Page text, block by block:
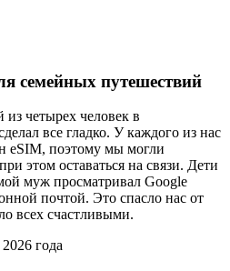
семейных путешествий
четырех человек в
все гладко. У каждого из нас
eSIM, поэтому мы могли
этом оставаться на связи. Дети
муж просматривал Google
почтой. Это спасло нас от
всех счастливыми.
года